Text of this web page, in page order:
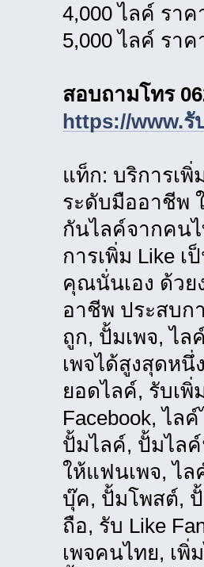
4,000 ไลค์ รา
5,000 ไลค์ รา
สอบถามโทร
https://www.รั
แท็ก: บริการเ
ระดับมืออาชีพ
กันไลค์จากคน
การเพิ่ม Like
คุณนั่นเอง ด้วย
อาชีพ ประสบก
ถูก, ปั้มเพจ, ไล
เพจได้สูงสุดห
ยอดไลค์, รับเ
Facebook, ไล
ปั้มไลค์, ปั้มไล
ให้แฟนเพจ, ไล
บุ๊ค, ปั้มโพสต์,
ถือ, รับ Like
เพจคนไทย, เพิ่